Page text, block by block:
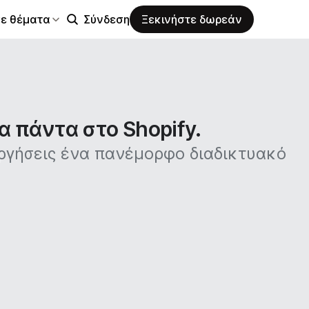
θέματα Σύνδεση Ξεκινήστε δωρεάν
πάντα στο Shopify.
ένα πανέμορφο διαδικτυακό